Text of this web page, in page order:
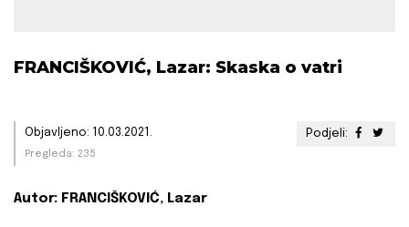
FRANCIŠKOVIĆ, Lazar: Skaska o vatri
Podjeli:
Objavljeno: 10.03.2021.
Pregleda: 235
Autor: FRANCIŠKOVIĆ, Lazar